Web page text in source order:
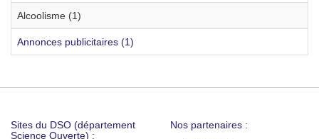
Alcoolisme (1)
Annonces publicitaires (1)
Sites du DSO (département
Science Ouverte) :
Nos partenaires :